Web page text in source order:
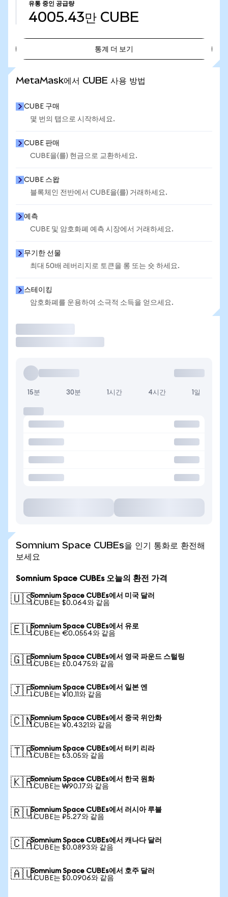
유통 중인 공급량
4005.43만 CUBE
통계 더 보기
MetaMask에서 CUBE 사용 방법
CUBE 구매
몇 번의 탭으로 시작하세요.
CUBE 판매
CUBE을(를) 현금으로 교환하세요.
CUBE 스왑
블록체인 전반에서 CUBE을(를) 거래하세요.
예측
CUBE 및 암호화폐 예측 시장에서 거래하세요.
무기한 선물
최대 50배 레버리지로 토큰을 롱 또는 숏 하세요.
스테이킹
암호화폐를 운용하여 소극적 소득을 얻으세요.
15분 30분 1시간 4시간 1일
Somnium Space CUBEs을 인기 통화로 환전해
보세요
Somnium Space CUBEs 오늘의 환전 가격
🇺🇸Somnium Space CUBEs에서 미국 달러
1 CUBE는 $0.064와 같음
🇪🇺Somnium Space CUBEs에서 유로
1 CUBE는 €0.0554와 같음
🇬🇧Somnium Space CUBEs에서 영국 파운드 스털링
1 CUBE는 £0.0475와 같음
🇯🇵Somnium Space CUBEs에서 일본 엔
1 CUBE는 ¥10.11와 같음
🇨🇳Somnium Space CUBEs에서 중국 위안화
1 CUBE는 ¥0.4321와 같음
🇹🇷Somnium Space CUBEs에서 터키 리라
1 CUBE는 ₺3.05와 같음
🇰🇷Somnium Space CUBEs에서 한국 원화
1 CUBE는 ₩90.17와 같음
🇷🇺Somnium Space CUBEs에서 러시아 루블
1 CUBE는 ₽5.27와 같음
🇨🇦Somnium Space CUBEs에서 캐나다 달러
1 CUBE는 $0.0893와 같음
🇦🇺Somnium Space CUBEs에서 호주 달러
1 CUBE는 $0.0906와 같음